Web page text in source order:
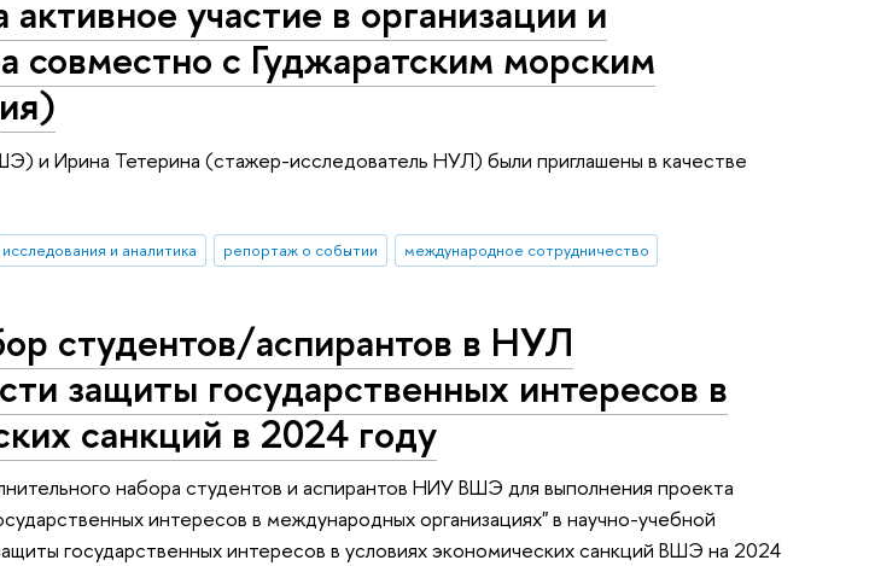
участие в организации и
совместно с Гуджаратским морским
и Ирина Тетерина (стажер-исследователь НУЛ) были приглашены в качестве
исследования и аналитика репортаж о событии международное сотрудничество
студентов/аспирантов в НУЛ
защиты государственных интересов в
санкций в 2024 году
набора студентов и аспирантов НИУ ВШЭ для выполнения проекта
интересов в международных организациях" в научно-учебной
государственных интересов в условиях экономических санкций ВШЭ на 2024